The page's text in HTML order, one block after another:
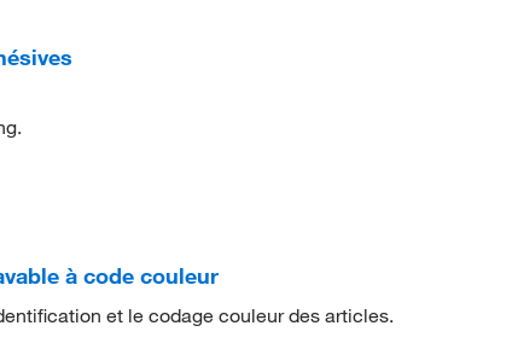
à code couleur
et le codage couleur des articles.